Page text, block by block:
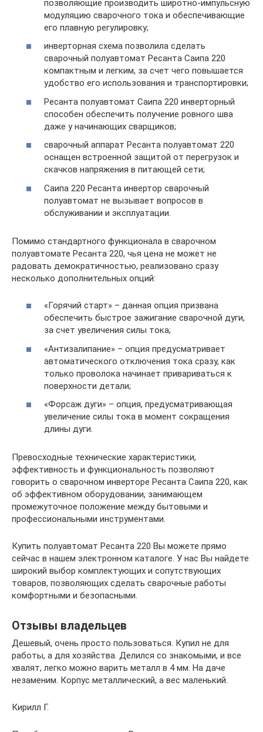
позволяющие производить широтно-импульсную
модуляцию сварочного тока и обеспечивающие
его плавную регулировку;
инверторная схема позволила сделать
сварочный полуавтомат Ресанта Саипа 220
компактным и легким, за счет чего повышается
удобство его использования и транспортировки;
Ресанта полуавтомат Саипа 220 инверторный
способен обеспечить получение ровного шва
даже у начинающих сварщиков;
сварочный аппарат Ресанта полуавтомат 220
оснащен встроенной защитой от перегрузок и
скачков напряжения в питающей сети;
Саипа 220 Ресанта инвертор сварочный
полуавтомат не вызывает вопросов в
обслуживании и эксплуатации.
Помимо стандартного функционала в сварочном
полуавтомате Ресанта 220, чья цена не может не
радовать демократичностью, реализовано сразу
несколько дополнительных опций:
«Горячий старт» – данная опция призвана
обеспечить быстрое зажигание сварочной дуги,
за счет увеличения силы тока;
«Антизалипание» – опция предусматривает
автоматического отключения тока сразу, как
только проволока начинает привариваться к
поверхности детали;
«Форсаж дуги» – опция, предусматривающая
увеличение силы тока в момент сокращения
длины дуги.
Превосходные технические характеристики,
эффективность и функциональность позволяют
говорить о сварочном инверторе Ресанта Саипа 220, как
об эффективном оборудовании, занимающем
промежуточное положение между бытовыми и
профессиональными инструментами.
Купить полуавтомат Ресанта 220 Вы можете прямо
сейчас в нашем электронном каталоге. У нас Вы найдете
широкий выбор комплектующих и сопутствующих
товаров, позволяющих сделать сварочные работы
комфортными и безопасными.
Отзывы владельцев
Дешевый, очень просто пользоваться. Купил не для
работы, а для хозяйства. Делился со знакомыми, и все
хвалят, легко можно варить металл в 4 мм. На даче
незаменим. Корпус металлический, а вес маленький.
Кирилл Г.